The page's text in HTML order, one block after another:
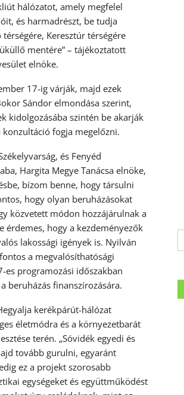
hálózatot, amely megfelel
és harmadrészt, be tudja
Keresztúr térségére
mentére” – tájékoztatott
elnöke.
17-ig várják, majd ezek
Sándor elmondása szerint,
kidolgozásába szintén be akarják
fogja megelőzni.
és Fenyéd
Hargita Megye Tanácsa elnöke,
bízom benne, hogy társulni
hogy olyan beruházásokat
közvetett módon hozzájárulnak a
érdemes, hogy a kezdeményezők
lakossági igények is. Nyilván
a megvalósíthatósági
es programozási időszakban
beruházás finanszírozására.
kerékpárút-hálózat
életmódra és a környezetbarát
terén. „Sóvidék egyedi és
tovább gurulni, egyaránt
ez a projekt szorosabb
egységeket és együttműködést